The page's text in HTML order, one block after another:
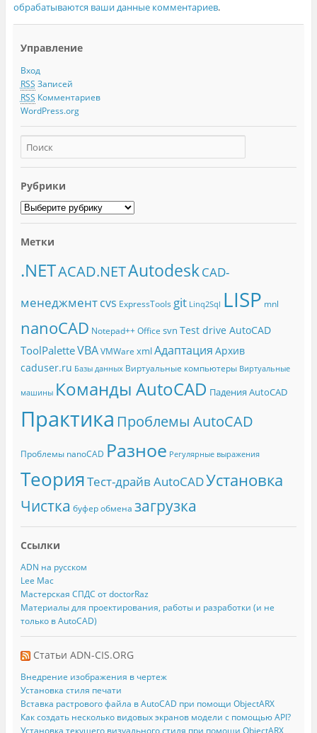
обрабатываются ваши данные комментариев.
Управление
Вход
RSS Записей
RSS Комментариев
WordPress.org
Рубрики
Метки
.NETACAD.NETAutodeskCAD-
менеджмент cvs ExpressTools git Linq2Sql LISP mnl
nanoCAD Notepad++ Office svn Test drive AutoCAD
ToolPaletteVBA VMWare xmlАдаптация Архив
caduser.ru Базы данных Виртуальные компьютеры Виртуальные
машины Команды AutoCAD Падения AutoCAD
Практика Проблемы AutoCAD
Проблемы nanoCAD Разное Регулярные выражения
ТеорияТест-драйв AutoCADУстановка
Чистка буфер обмена загрузка
Ссылки
ADN на русском
Lee Mac
Мастерская СПДС от doctorRaz
Материалы для проектирования, работы и разработки (и не
только в AutoCAD)
Статьи ADN-CIS.ORG
Внедрение изображения в чертеж
Установка стиля печати
Вставка растрового файла в AutoCAD при помощи ObjectARX
Как создать несколько видовых экранов модели с помощью API?